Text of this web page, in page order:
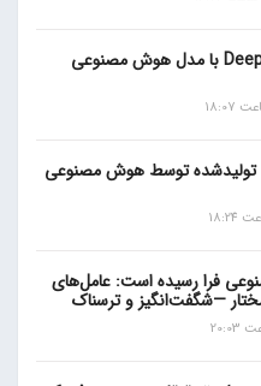
رقابت بایدو با DeepSeek با مدل هوش مصنوعی
تولیدشده توسط هوش مصنوعی
فرا رسیده است: عامل‌های
—شگفت‌انگیز و ترسناک